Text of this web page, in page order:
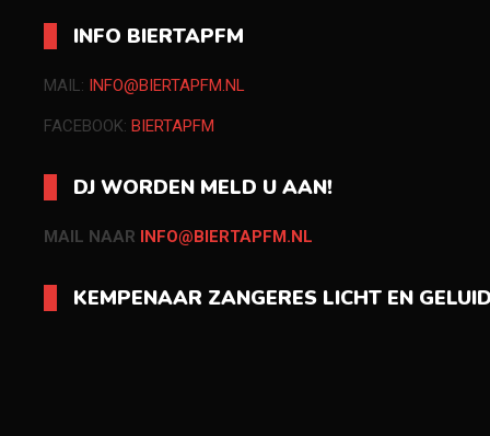
INFO BIERTAPFM
MAIL: INFO@BIERTAPFM.NL
FACEBOOK: BIERTAPFM
DJ WORDEN MELD U AAN!
MAIL NAAR INFO@BIERTAPFM.NL
KEMPENAAR ZANGERES LICHT EN